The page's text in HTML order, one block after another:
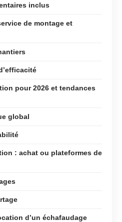
inclus
de montage et
pour 2026 et tendances
global
: achat ou plateformes de
d’un échafaudage